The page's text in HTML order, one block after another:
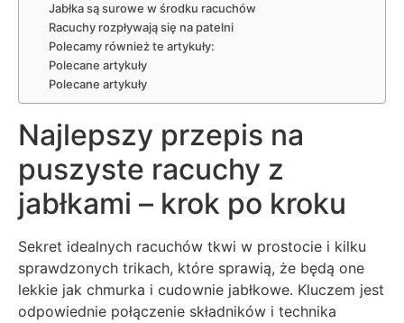
Jabłka są surowe w środku racuchów
Racuchy rozpływają się na patelni
Polecamy również te artykuły:
Polecane artykuły
Polecane artykuły
Najlepszy przepis na
puszyste racuchy z
jabłkami – krok po kroku
Sekret idealnych racuchów tkwi w prostocie i kilku
sprawdzonych trikach, które sprawią, że będą one
lekkie jak chmurka i cudownie jabłkowe. Kluczem jest
odpowiednie połączenie składników i technika